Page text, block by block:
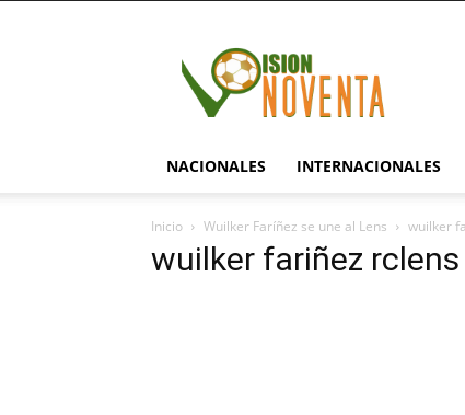
NACIONALES INTERNACIONALES
Inicio Wuilker Faríñez se une al Lens wuilker
wuilker fariñez